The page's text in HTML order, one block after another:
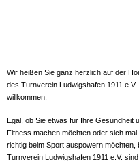
Wir heißen Sie ganz herzlich auf der
des Turnverein Ludwigshafen 1911 e.V.
willkommen.
Egal, ob Sie etwas für Ihre Gesundheit
Fitness machen möchten oder sich mal
richtig beim Sport auspowern möchten,
Turnverein Ludwigshafen 1911 e.V.